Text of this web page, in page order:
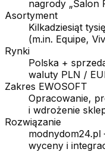
nagrody „Salon
Asortyment
Kilkadziesiąt
(m.in. Equipe,
Rynki
Polska +
waluty PLN /
Zakres EWOSOFT
Opracowanie,
i wdrożenie
Rozwiązanie
wyceny i